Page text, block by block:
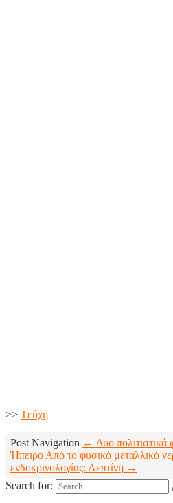
>> Tεύχη
Post Navigation ← Δυο πολιτιστικά
Ήπειρο Από το φυσικό μεταλλικό
ενδοκρινολογίας: Λεπτίνη →
Search for: